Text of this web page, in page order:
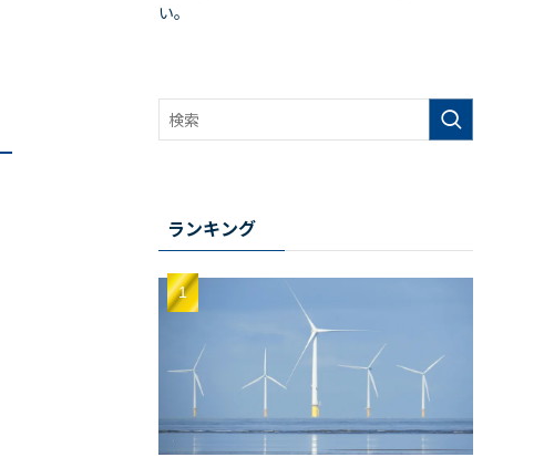
い。
ランキング